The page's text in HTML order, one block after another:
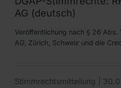
AG (deutsch)
Veröffentlichung nach § 26 Abs.
AG, Zürich, Schweiz und die
Stimmrechtsmitteilung |